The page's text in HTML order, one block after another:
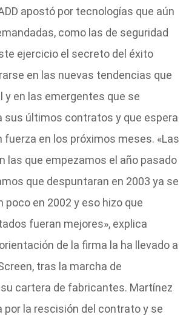
apostó por tecnologías que aún
como las de seguridad
ejercicio el secreto del éxito
en las nuevas tendencias que
y en las emergentes que se
sus últimos contratos y que espera
fuerza en los próximos meses. «Las
las que empezamos el año pasado
que despuntaran en 2003 ya se
poco en 2002 y eso hizo que
fueran mejores», explica
de la firma la ha llevado a
tras la marcha de
cartera de fabricantes. Martínez
por la rescisión del contrato y se